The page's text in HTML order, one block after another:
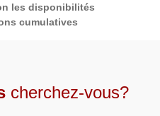
les disponibilités
cumulatives
cherchez-vous?